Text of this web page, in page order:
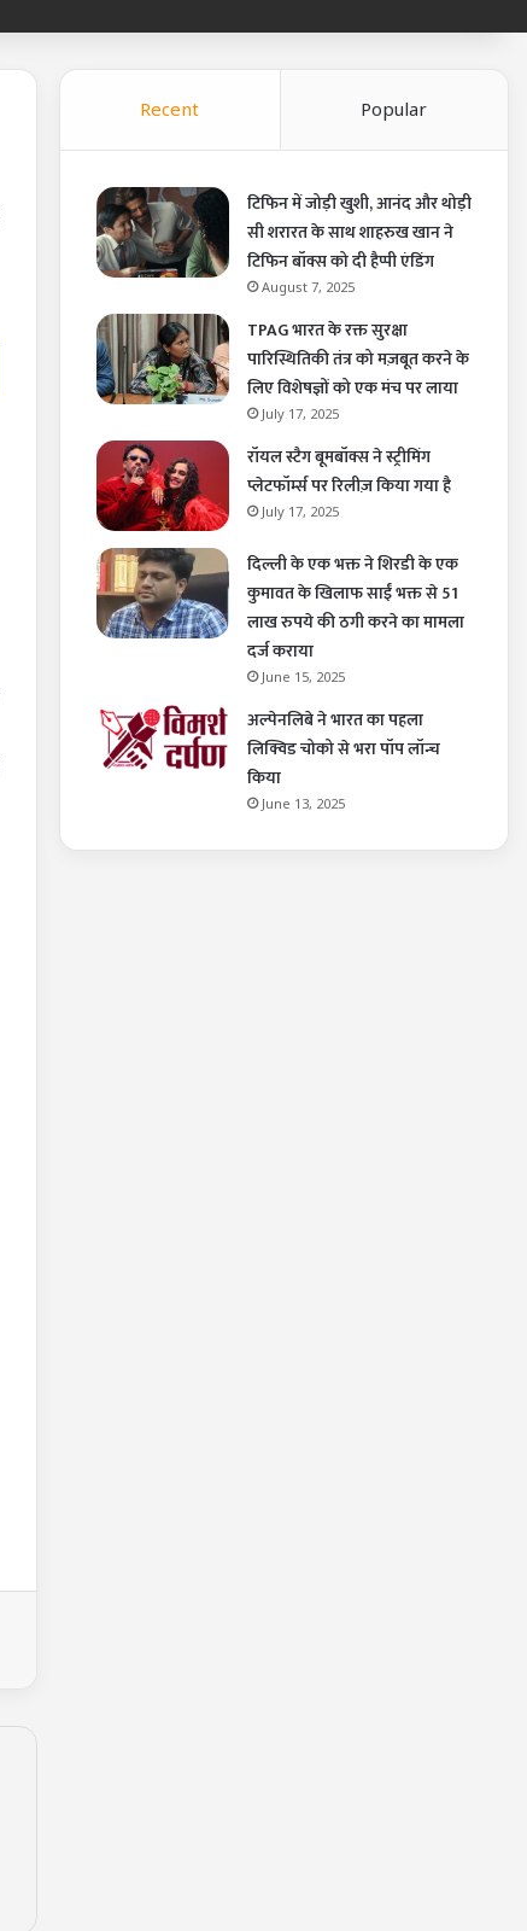
Recent Popular
टिफिन में जोड़ी खुशी, आनंद और थोड़ी
सी शरारत के साथ शाहरुख खान ने
टिफिन बॉक्स को दी हैप्पी एंडिंग
August 7, 2025
TPAG भारत के रक्त सुरक्षा
पारिस्थितिकी तंत्र को मज़बूत करने के
लिए विशेषज्ञों को एक मंच पर लाया
July 17, 2025
रॉयल स्टैग बूमबॉक्स ने स्ट्रीमिंग
प्लेटफॉर्म्स पर रिलीज़ किया गया है
July 17, 2025
दिल्ली के एक भक्त ने शिरडी के एक
कुमावत के खिलाफ साईं भक्त से 51
लाख रुपये की ठगी करने का मामला
दर्ज कराया
June 15, 2025
अल्पेनलिबे ने भारत का पहला
लिक्विड चोको से भरा पॉप लॉन्च
किया
June 13, 2025